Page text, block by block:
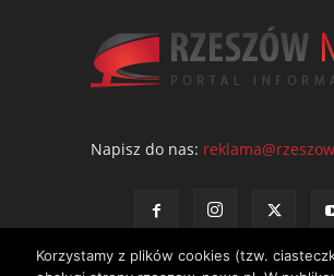
Napisz do nas:
Korzystamy z plików cookies (tzw.